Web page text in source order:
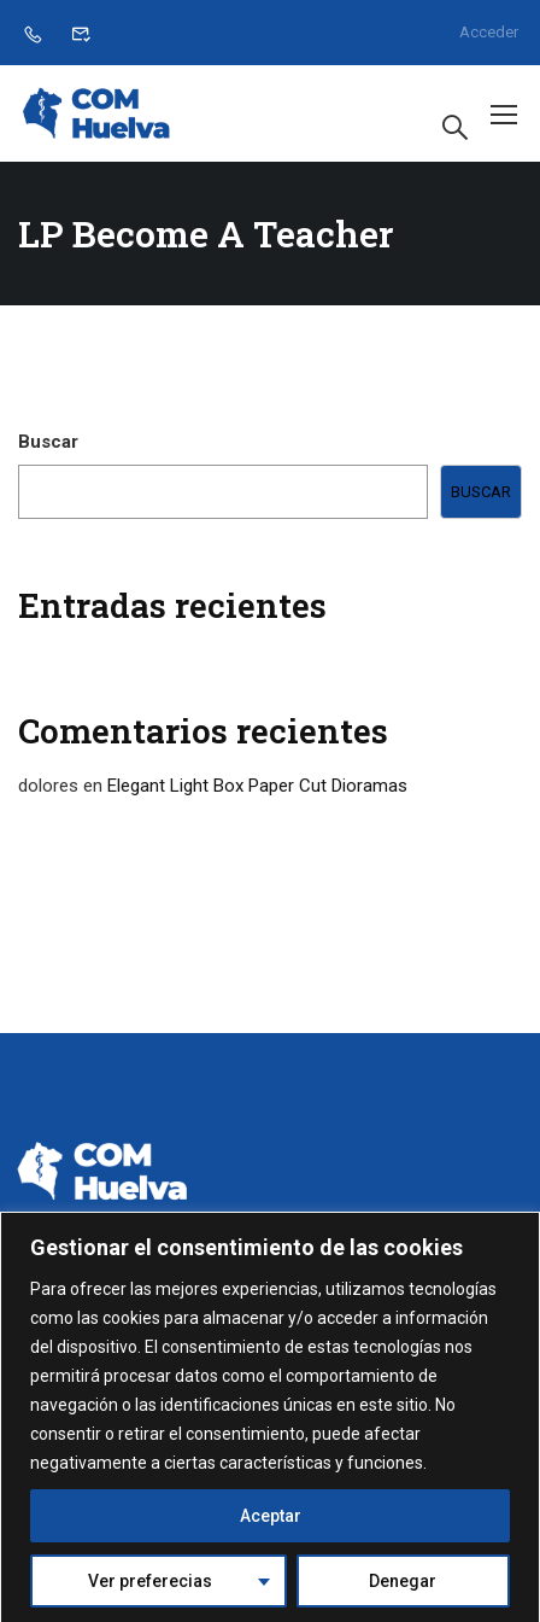
Gestionar el consentimiento de las cookies
Para ofrecer las mejores experiencias, utilizamos tecnologías
como las cookies para almacenar y/o acceder a información
del dispositivo. El consentimiento de estas tecnologías nos
permitirá procesar datos como el comportamiento de
navegación o las identificaciones únicas en este sitio. No
consentir o retirar el consentimiento, puede afectar
negativamente a ciertas características y funciones.
Ver preferecias Denegar
Aceptar
Acceder
LP Become A Teacher
Buscar
BUSCAR
Entradas recientes
Comentarios recientes
dolores en Elegant Light Box Paper Cut Dioramas
C/ Gonzalez García nº 11, 1º 21003 Huelva
administracion@comhuelva.com